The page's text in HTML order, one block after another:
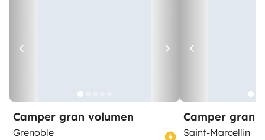
Camper gran volumen
Grenoble
Camper gran
Saint-Marcellin